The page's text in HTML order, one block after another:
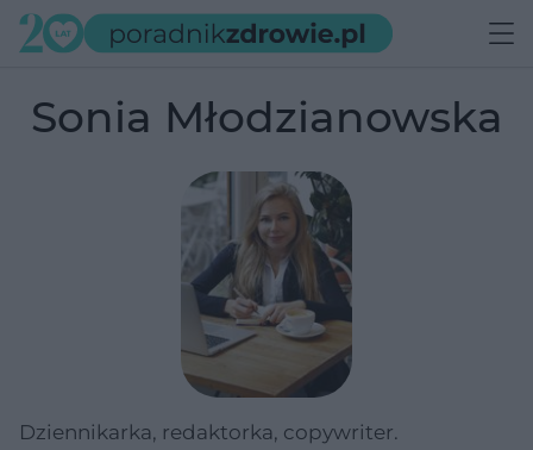
Sonia Młodzianowska
Dziennikarka, redaktorka, copywriter.